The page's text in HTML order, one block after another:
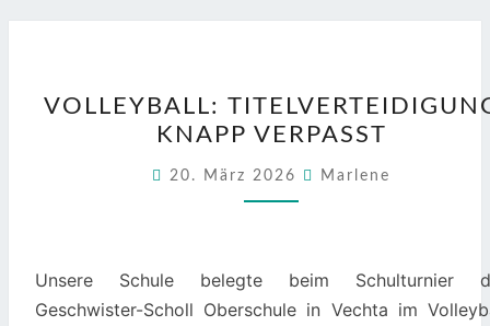
TITELVERTEIDIGUNG
KNAPP
VERPASST
VOLLEYBALL:
KNAPP VERPASST
20. März 2026 Marlene
Unsere Schule belegte beim Schulturnier
Geschwister-Scholl Oberschule in Vechta im